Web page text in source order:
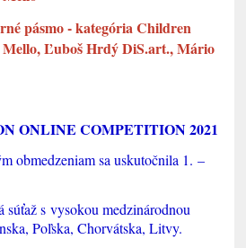
pásmo - kategória Children
Ľuboš Hrdý DiS.art., Mário
ONLINE COMPETITION 2021
obmedzeniam sa uskutočnila 1. –
súťaž s vysokou medzinárodnou
Poľska, Chorvátska, Litvy.